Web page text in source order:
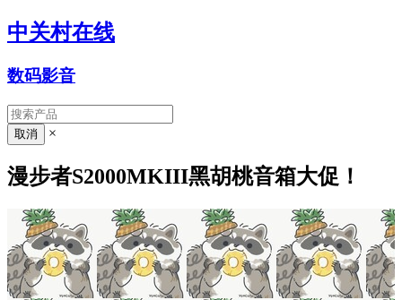
中关村在线
数码影音
×
漫步者S2000MKIII黑胡桃音箱大促！